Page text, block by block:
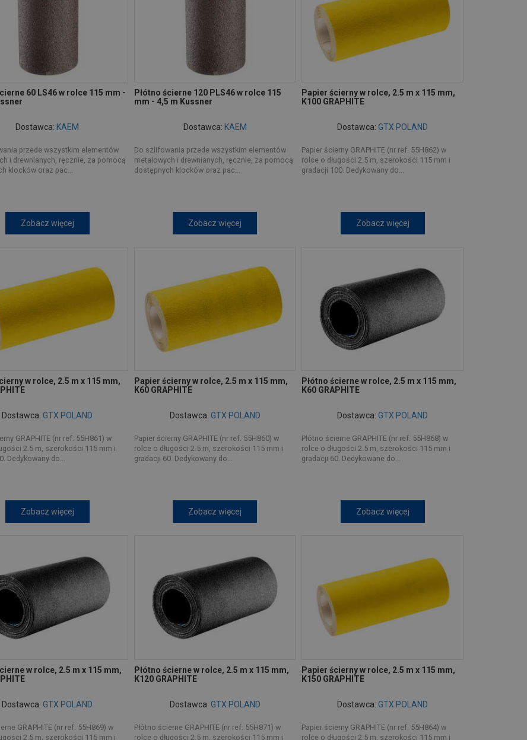
60 LS46 w rolce 115 mm -
Dostawca: KAEM
przede wszystkim elementów
i drewnianych, ręcznie, za pomocą
klocków oraz pac...
Zobacz więcej
Płótno ścierne 120 PLS46 w rolce 115
mm - 4,5 m Kussner
Dostawca: KAEM
Do szlifowania przede wszystkim elementów
metalowych i drewnianych, ręcznie, za pomocą
dostępnych klocków oraz pac...
Zobacz więcej
Papier ścierny w rolce, 2.5 m x 115 mm,
K100 GRAPHITE
Dostawca: GTX POLAND
Papier ścierny GRAPHITE (nr ref. 55H862) w
rolce o długości 2.5 m, szerokości 115 mm i
gradacji 100. Dedykowany do...
Zobacz więcej
w rolce, 2.5 m x 115 mm,
Dostawca: GTX POLAND
GRAPHITE (nr ref. 55H861) w
2.5 m, szerokości 115 mm i
Dedykowany do...
Zobacz więcej
Papier ścierny w rolce, 2.5 m x 115 mm,
K60 GRAPHITE
Dostawca: GTX POLAND
Papier ścierny GRAPHITE (nr ref. 55H860) w
rolce o długości 2.5 m, szerokości 115 mm i
gradacji 60. Dedykowany do...
Zobacz więcej
Płótno ścierne w rolce, 2.5 m x 115 mm,
K60 GRAPHITE
Dostawca: GTX POLAND
Płótno ścierne GRAPHITE (nr ref. 55H868) w
rolce o długości 2.5 m, szerokości 115 mm i
gradacji 60. Dedykowane do...
Zobacz więcej
w rolce, 2.5 m x 115 mm,
Dostawca: GTX POLAND
GRAPHITE (nr ref. 55H869) w
2.5 m, szerokości 115 mm i
Płótno ścierne w rolce, 2.5 m x 115 mm,
K120 GRAPHITE
Dostawca: GTX POLAND
Płótno ścierne GRAPHITE (nr ref. 55H871) w
rolce o długości 2.5 m, szerokości 115 mm i
Papier ścierny w rolce, 2.5 m x 115 mm,
K150 GRAPHITE
Dostawca: GTX POLAND
Papier ścierny GRAPHITE (nr ref. 55H864) w
rolce o długości 2.5 m, szerokości 115 mm i